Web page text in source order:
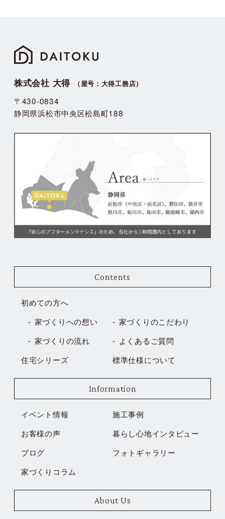
株式会社 大得 （屋号：大得工務店）
〒430-0834
静岡県浜松市中央区松島町188
Contents
初めての方へ
家づくりへの想い
家づくりのこだわり
家づくりの流れ
よくあるご質問
住宅シリーズ
標準仕様について
Information
イベント情報
施工事例
お客様の声
暮らし心地インタビュー
ブログ
フォトギャラリー
家づくりコラム
About Us